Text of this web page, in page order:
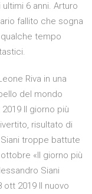
6 anni. Arturo
fallito che sogna
tempo
Riva in una
del mondo
Il giorno più
risultato di
troppe battute
«Il giorno più
Siani
2019 Il nuovo